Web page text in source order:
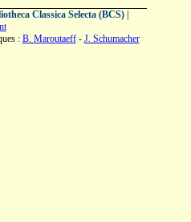
Classica Selecta (BCS)|
: B. Maroutaeff- J. Schumacher